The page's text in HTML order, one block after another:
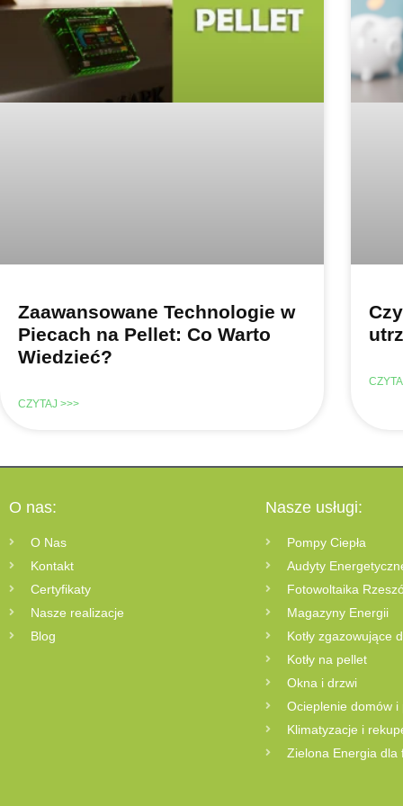
Zaawansowane Technologie w
Piecach na Pellet: Co Warto
Wiedzieć?
CZYTAJ >>>
O nas:
O Nas
Kontakt
Certyfikaty
Nasze realizacje
Blog
Nasze usługi:
Pompy Ciepła
Audyty
Fotowoltaika
Magazyny Energii
Kotły zgazowujące
Kotły na pellet
Okna i drzwi
Ocieplenie domów i
Klimatyzacje i
Zielona Energia dla